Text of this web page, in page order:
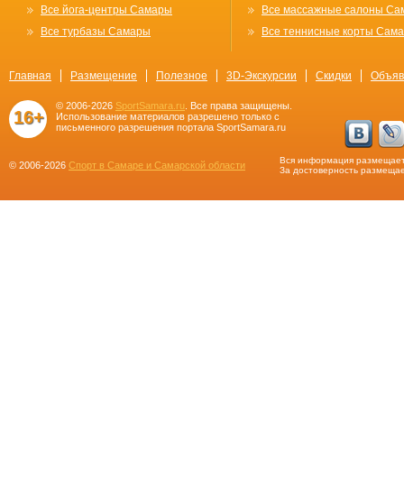
Все йога-центры Самары
Все турбазы Самары
Все массажные салоны
Все теннисные корты
Главная Размещение Полезное 3D-Экскурсии Скидки
16+
© 2006-2026 SportSamara.ru . Все права защищены.
Использование материалов разрешено только с
письменного разрешения портала SportSamara.ru
© 2006-2026 Спорт в Самаре и Самарской области
Вся информация
За достоверность